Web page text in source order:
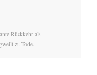
Rückkehr als
zu Tode.